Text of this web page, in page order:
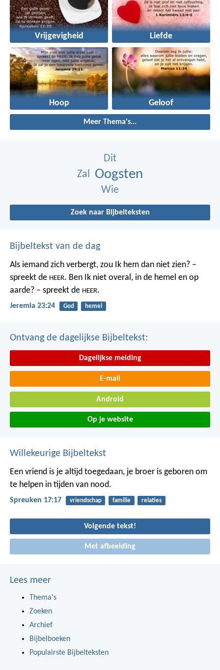
Vrijgevigheid Liefde
Hoop Geloof
Meer Thema's...
Dit
Zal Oogsten
Wie
Zoek naar Bijbelteksten
Bijbeltekst van de dag
Als iemand zich verbergt, zou Ik hem dan niet zien? –
spreekt de HEER. Ben Ik niet overal, in de hemel en op
aarde? – spreekt de HEER.
Jeremia 23:24 God hemel
Ontvang de dagelijkse Bijbeltekst:
Dagelijkse melding
E-mail
Android
Op je website
Willekeurige Bijbeltekst
Een vriend is je altijd toegedaan, je broer is geboren om
te helpen in tijden van nood.
Spreuken 17:17 vriendschap familie relaties
Volgende tekst!
Met afbeelding
Lees meer
Thema's
Zoeken
Archief
Bijbelboeken
Populairste Bijbelteksten